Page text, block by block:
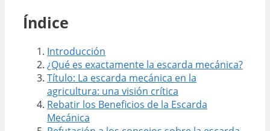
Índice
Introducción
¿Qué es exactamente la escarda mecánica?
Título: La escarda mecánica en la
agricultura: una visión crítica
Rebatir los Beneficios de la Escarda
Mecánica